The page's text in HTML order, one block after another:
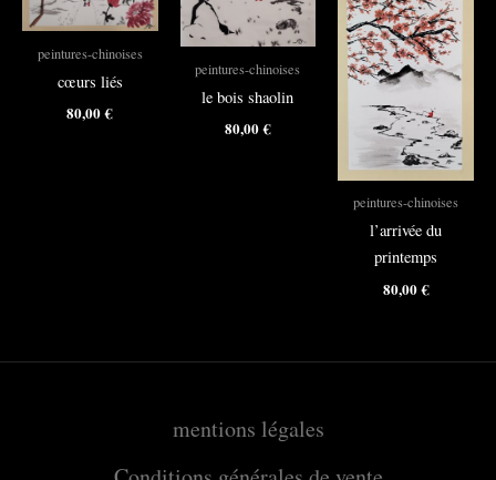
peintures-chinoises
cœurs liés
80,00€
peintures-chinoises
le bois shaolin
80,00€
peintures-chinoises
l’arrivée du
printemps
80,00€
mentions légales